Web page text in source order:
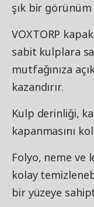
şık bir görünüm
VOXTORP
sabit kulplara
mutfağınıza
kazandırır.
Kulp derinliği,
kapanmasını
Folyo, neme ve
kolay
bir yüzeye